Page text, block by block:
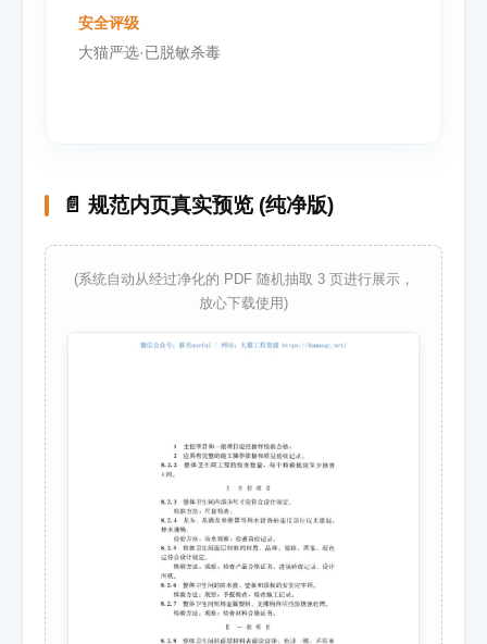
安全评级
大猫严选·已脱敏杀毒
📄 规范内页真实预览 (纯净版)
(系统自动从经过净化的 PDF 随机抽取 3 页进行展示，
放心下载使用)